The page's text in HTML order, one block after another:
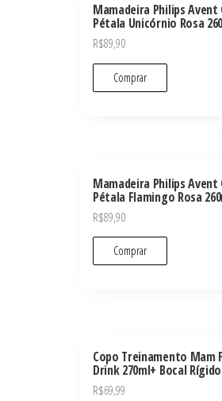
Mamadeira Philips
Pétala Unicórnio Rosa
R$89,90
Comprar
Mamadeira Philips
Pétala Flamingo Rosa
R$89,90
Comprar
Copo Treinamento Mam
Drink 270ml+ Bocal Rígido
R$69,99